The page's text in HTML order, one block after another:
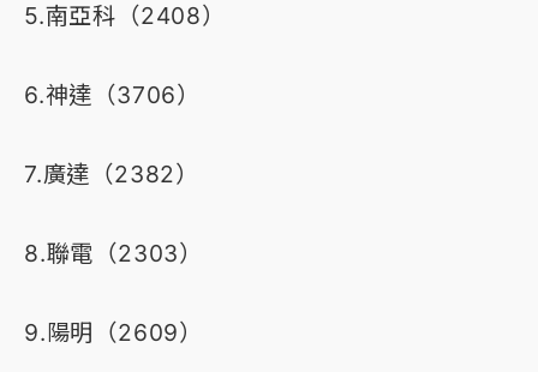
5.南亞科（2408）
6.神達（3706）
7.廣達（2382）
8.聯電（2303）
9.陽明（2609）